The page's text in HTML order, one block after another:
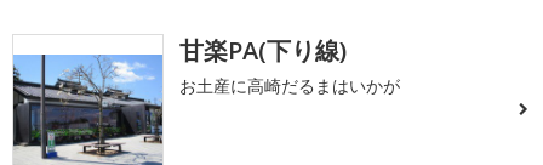
甘楽PA(下り線)
お土産に高崎だるまはいかが